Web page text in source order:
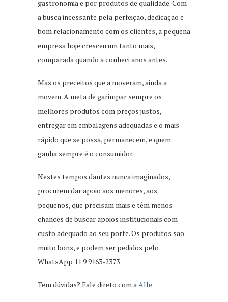
gastronomia e por produtos de qualidade. Com
a busca incessante pela perfeição, dedicação e
bom relacionamento com os clientes, a pequena
empresa hoje cresceu um tanto mais,
comparada quando a conheci anos antes.
Mas os preceitos que a moveram, ainda a
movem. A meta de garimpar sempre os
melhores produtos com preços justos,
entregar em embalagens adequadas e o mais
rápido que se possa, permanecem, e quem
ganha sempre é o consumidor.
Nestes tempos dantes nunca imaginados,
procurem dar apoio aos menores, aos
pequenos, que precisam mais e têm menos
chances de buscar apoios institucionais com
custo adequado ao seu porte. Os produtos são
muito bons, e podem ser pedidos pelo
WhatsApp 11 9 9163-2373
Tem dúvidas? Fale direto com aAlle